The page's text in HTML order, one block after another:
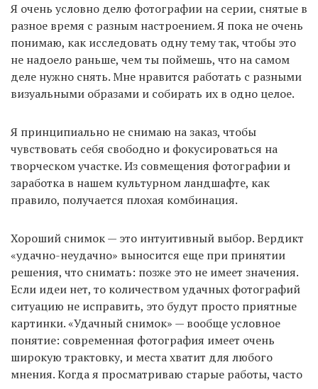
Я очень условно делю фотографии на серии, снятые в
разное время с разным настроением. Я пока не очень
понимаю, как исследовать одну тему так, чтобы это
не надоело раньше, чем ты поймешь, что на самом
деле нужно снять. Мне нравится работать с разными
визуальными образами и собирать их в одно целое.
Я принципиально не снимаю на заказ, чтобы
чувствовать себя свободно и фокусироваться на
творческом участке. Из совмещения фотографии и
заработка в нашем культурном ландшафте, как
правило, получается плохая комбинация.
Хороший снимок — это интуитивный выбор. Вердикт
«удачно-неудачно» выносится еще при принятии
решения, что снимать: позже это не имеет значения.
Если идеи нет, то количеством удачных фотографий
ситуацию не исправить, это будут просто приятные
картинки. «Удачный снимок» — вообще условное
понятие: современная фотография имеет очень
широкую трактовку, и места хватит для любого
мнения. Когда я просматриваю старые работы, часто